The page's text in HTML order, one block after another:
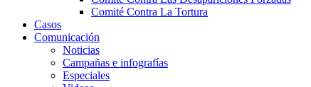
Comité Contra La Tortura​
Casos
Comunicación
Noticias
Campañas e infografías
Especiales